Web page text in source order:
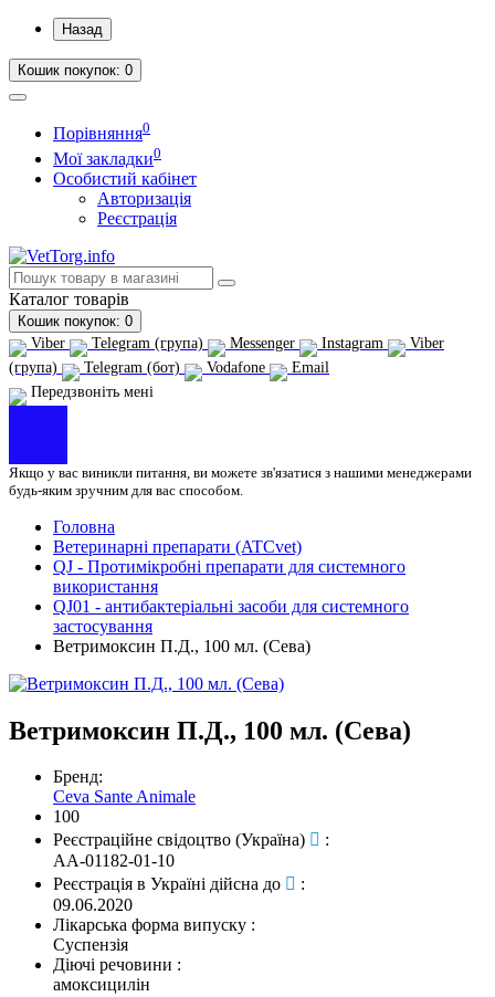
Назад
Кошик покупок: 0
Порівняння0
Мої закладки0
Особистий кабінет
Авторизація
Реєстрація
Каталог товарів
Кошик покупок: 0
Viber
Telegram (група) Messenger Instagram
Viber
(група)
Telegram (бот) Vodafone
Email
Передзвоніть мені
Якщо у вас виникли питання, ви можете зв'язатися з нашими менеджерами
будь-яким зручним для вас способом.
Головна
Ветеринарні препарати (ATCvet)
QJ - Протимікробні препарати для системного
використання
QJ01 - антибактеріальні засоби для системного
застосування
Ветримоксин П.Д., 100 мл. (Сева)
Ветримоксин П.Д., 100 мл. (Сева)
Бренд:
Ceva Sante Animale
100
Реєстраційне свідоцтво (Україна)
:
АА-01182-01-10
Реєстрація в Україні дійсна до
:
09.06.2020
Лікарська форма випуску :
Суспензія
Діючі речовини :
амоксицилін